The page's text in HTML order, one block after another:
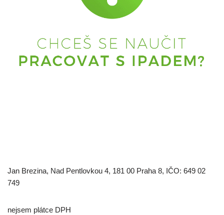
Jan Brezina, Nad Pentlovkou 4, 181 00 Praha 8, IČO: 649 02
749
nejsem plátce DPH